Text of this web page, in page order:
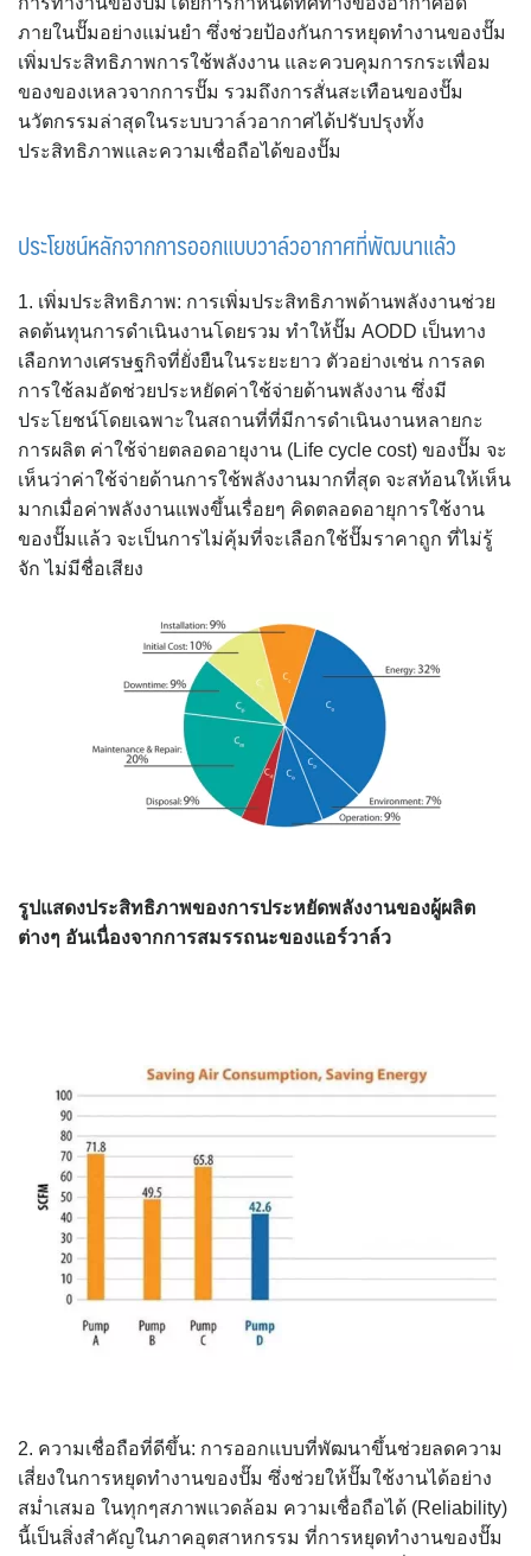
ภายในปั๊มอย่างแม่นยำ ซึ่งช่วยป้องกันการหยุดทำงานของปั๊ม
เพิ่มประสิทธิภาพการใช้พลังงาน และควบคุมการกระเพื่อม
ของของเหลวจากการปั๊ม รวมถึงการสั่นสะเทือนของปั๊ม
นวัตกรรมล่าสุดในระบบวาล์วอากาศได้ปรับปรุงทั้ง
ประสิทธิภาพและความเชื่อถือได้ของปั๊ม
ประโยชน์หลักจากการออกแบบวาล์วอากาศที่พัฒนาแล้ว
1. เพิ่มประสิทธิภาพ: การเพิ่มประสิทธิภาพด้านพลังงานช่วย
ลดต้นทุนการดำเนินงานโดยรวม ทำให้ปั๊ม AODD เป็นทาง
เลือกทางเศรษฐกิจที่ยั่งยืนในระยะยาว ตัวอย่างเช่น การลด
การใช้ลมอัดช่วยประหยัดค่าใช้จ่ายด้านพลังงาน ซึ่งมี
ประโยชน์โดยเฉพาะในสถานที่ที่มีการดำเนินงานหลายกะ
การผลิต ค่าใช้จ่ายตลอดอายุงาน (Life cycle cost) ของปั๊ม จะ
เห็นว่าค่าใช้จ่ายด้านการใช้พลังงานมากที่สุด จะสท้อนให้เห็น
มากเมื่อค่าพลังงานแพงขึ้นเรื่อยๆ คิดตลอดอายุการใช้งาน
ของปั๊มแล้ว จะเป็นการไม่คุ้มที่จะเลือกใช้ปั๊มราคาถูก ที่ไม่รู้
จัก ไม่มีชื่อเสียง
รูปแสดงประสิทธิภาพของการประหยัดพลังงานของผู้ผลิต
ต่างๆ อันเนื่องจากการสมรรถนะของแอร์วาล์ว
2. ความเชื่อถือที่ดีขึ้น: การออกแบบที่พัฒนาขึ้นช่วยลดความ
เสี่ยงในการหยุดทำงานของปั๊ม ซึ่งช่วยให้ปั๊มใช้งานได้อย่าง
สม่ำเสมอ ในทุกๆสภาพแวดล้อม ความเชื่อถือได้ (Reliability)
นี้เป็นสิ่งสำคัญในภาคอุตสาหกรรม ที่การหยุดทำงานของปั๊ม